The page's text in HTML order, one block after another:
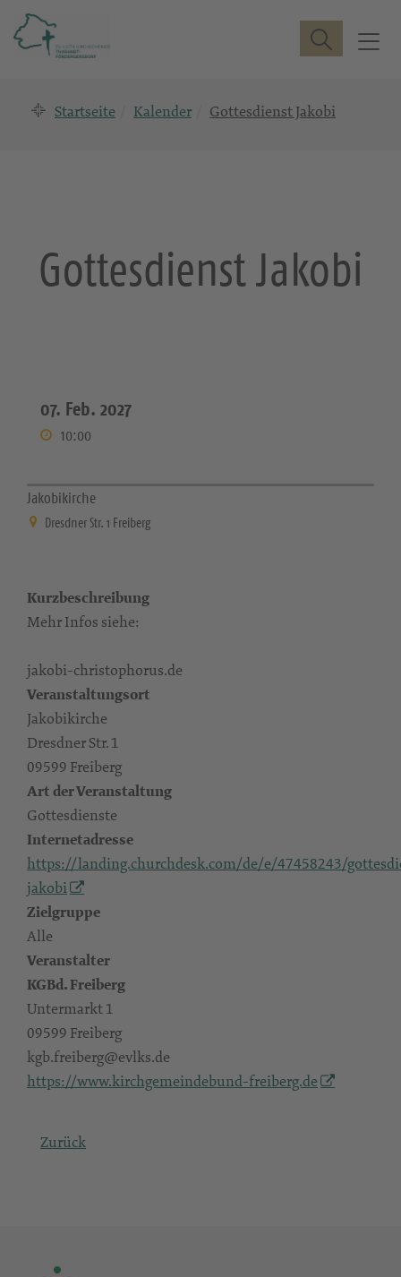
T
Suche
Startseite Kalender Gottesdienst Jakobi
Gottesdienst Jakobi
07. Feb. 2027
10:00
Jakobikirche
Dresdner Str. 1 Freiberg
Kurzbeschreibung
Mehr Infos siehe:
jakobi-christophorus.de
Veranstaltungsort
Jakobikirche
Dresdner Str. 1
09599 Freiberg
Art der Veranstaltung
Gottesdienste
Internetadresse
https://landing.churchdesk.com/de/e/47458243/
jakobi
Zielgruppe
Alle
Veranstalter
KGBd. Freiberg
Untermarkt 1
09599 Freiberg
kgb.freiberg@evlks.de
https://www.kirchgemeindebund-freiberg.de
Zurück